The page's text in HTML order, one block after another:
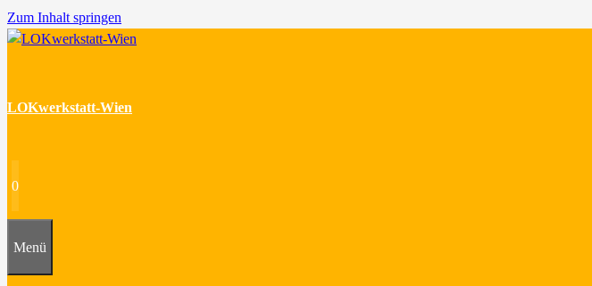
Zum Inhalt springen
LOKwerkstatt-Wien
0
Menü